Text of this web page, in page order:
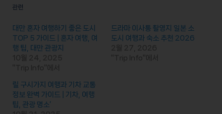
관련
대만 혼자 여행하기 좋은 도시
TOP 5 가이드 | 혼자 여행, 여
행 팁, 대만 관광지
드라마 이사통 촬영지 일본 소
도시 여행과 숙소 추천 2026
릴 구시가지 여행과 기차 교통
정보 완벽 가이드 | 기차, 여행
팁, 관광 명소’